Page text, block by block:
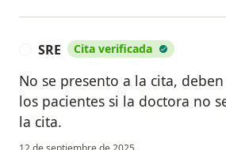
SRE Cita verificada
No se presento a la cita,
los pacientes si la doctora no
la cita.